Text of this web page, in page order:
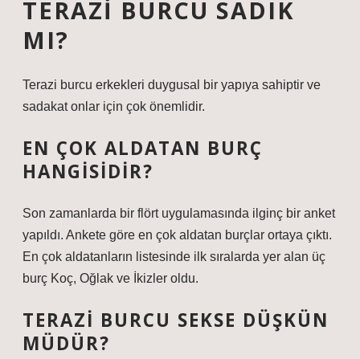
TERAZI BURCU SADIK
MI?
Terazi burcu erkekleri duygusal bir yapıya sahiptir ve
sadakat onlar için çok önemlidir.
EN ÇOK ALDATAN BURÇ
HANGISIDIR?
Son zamanlarda bir flört uygulamasında ilginç bir anket
yapıldı. Ankete göre en çok aldatan burçlar ortaya çıktı.
En çok aldatanların listesinde ilk sıralarda yer alan üç
burç Koç, Oğlak ve İkizler oldu.
TERAZI BURCU SEKSE DÜŞKÜN
MÜDÜR?